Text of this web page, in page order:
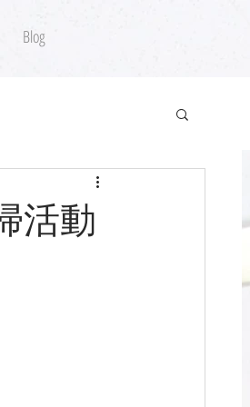
Blog
活動